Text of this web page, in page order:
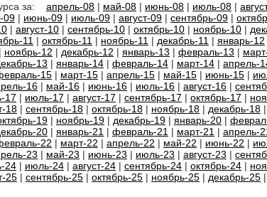
за: апрель-08 | май-08 | июнь-08 | июль-08 |
09 | июнь-09 | июль-09 | август-09 | сентябрь-09 |
| август-10 | сентябрь-10 | октябрь-10 | ноябрь-10 |
11 | октябрь-11 | ноябрь-11 | декабрь-11 | январь-12
| ноябрь-12 | декабрь-12 | январь-13 | февраль-13 |
13 | январь-14 | февраль-14 | март-14 | апрель-
15 | март-15 | апрель-15 | май-15 | июнь-15 |
16 | май-16 | июнь-16 | июль-16 | август-16 |
17 | июль-17 | август-17 | сентябрь-17 | октябрь-17 |
18 | сентябрь-18 | октябрь-18 | ноябрь-18 | декабрь-18 |
19 | ноябрь-19 | декабрь-19 | январь-20 |
20 | январь-21 | февраль-21 | март-21 | апрель-
22 | март-22 | апрель-22 | май-22 | июнь-22 |
23 | май-23 | июнь-23 | июль-23 | август-23 |
24 | июль-24 | август-24 | сентябрь-24 | октябрь-24 |
25 | сентябрь-25 | октябрь-25 | ноябрь-25 | декабрь-25 |